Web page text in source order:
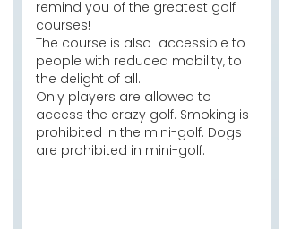
remind you of the greatest golf
courses!
The course is also  accessible to
people with reduced mobility, to
the delight of all.
Only players are allowed to
access the crazy golf. Smoking is
prohibited in the mini-golf. Dogs
are prohibited in mini-golf.